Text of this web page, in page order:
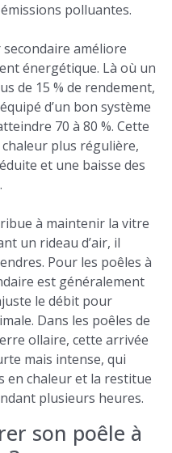
polluantes.
secondaire améliore
énergétique. Là où un
de 15 % de rendement,
d’un bon système
70 à 80 %. Cette
plus régulière,
et une baisse des
à maintenir la vitre
un rideau d’air, il
Pour les poêles à
est généralement
le débit pour
Dans les poêles de
ollaire, cette arrivée
mais intense, qui
en chaleur et la restitue
plusieurs heures.
son poêle à